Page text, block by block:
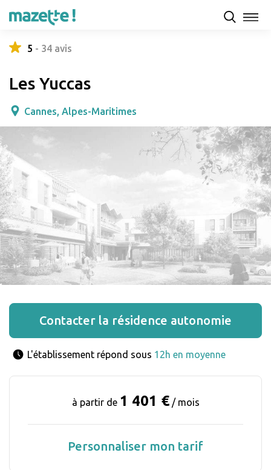
5 - 34 avis
Les Yuccas
Cannes, Alpes-Maritimes
Contacter la résidence autonomie
L'établissement répond sous 12h en moyenne
à partir de 1 401 €/ mois
Personnaliser mon tarif